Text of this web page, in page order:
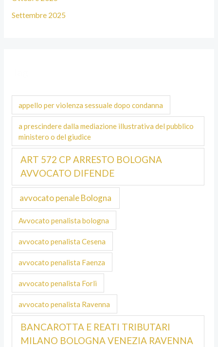
Settembre 2025
appello per violenza sessuale dopo condanna
a prescindere dalla mediazione illustrativa del pubblico
ministero o del giudice
ART 572 CP ARRESTO BOLOGNA
AVVOCATO DIFENDE
avvocato penale Bologna
Avvocato penalista bologna
avvocato penalista Cesena
avvocato penalista Faenza
avvocato penalista Forli
avvocato penalista Ravenna
BANCAROTTA E REATI TRIBUTARI
MILANO BOLOGNA VENEZIA RAVENNA